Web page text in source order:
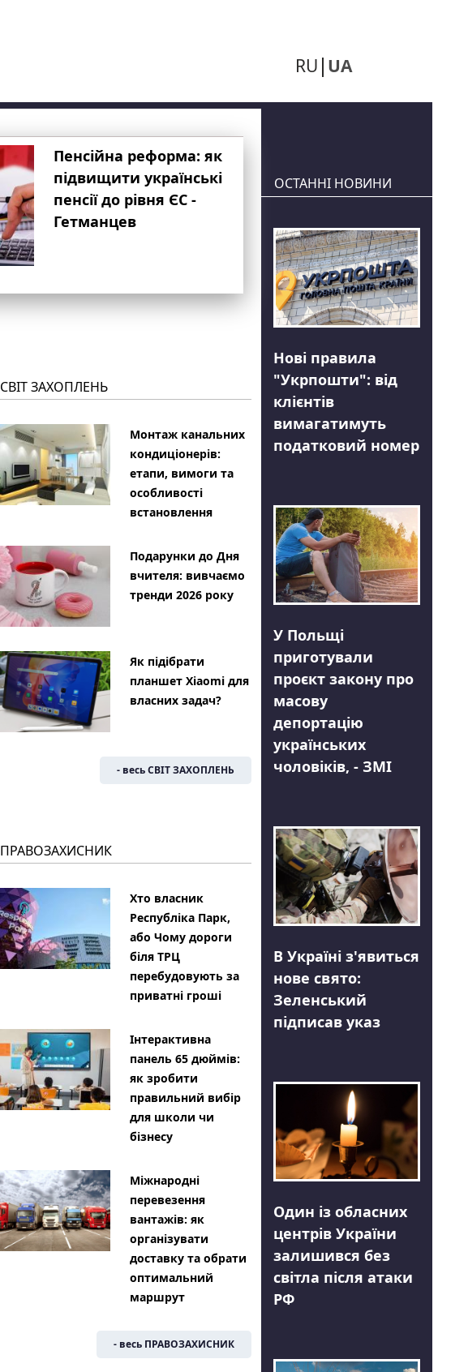
RU UA
Пенсійна реформа: як
підвищити українські
пенсії до рівня ЄС -
Гетманцев
СВІТ ЗАХОПЛЕНЬ
Монтаж канальних
кондиціонерів:
етапи, вимоги та
особливості
встановлення
Подарунки до Дня
вчителя: вивчаємо
тренди 2026 року
Як підібрати
планшет Xiaomi для
власних задач?
- весь СВІТ ЗАХОПЛЕНЬ
ПРАВОЗАХИСНИК
Хто власник
Республіка Парк,
або Чому дороги
біля ТРЦ
перебудовують за
приватні гроші
Інтерактивна
панель 65 дюймів:
як зробити
правильний вибір
для школи чи
бізнесу
Міжнародні
перевезення
вантажів: як
організувати
доставку та обрати
оптимальний
маршрут
- весь ПРАВОЗАХИСНИК
ОСТАННІ НОВИНИ
Нові правила
"Укрпошти": від
клієнтів
вимагатимуть
податковий номер
У Польщі
приготували
проєкт закону про
масову
депортацію
українських
чоловіків, - ЗМІ
В Україні з'явиться
нове свято:
Зеленський
підписав указ
Один із обласних
центрів України
залишився без
світла після атаки
РФ